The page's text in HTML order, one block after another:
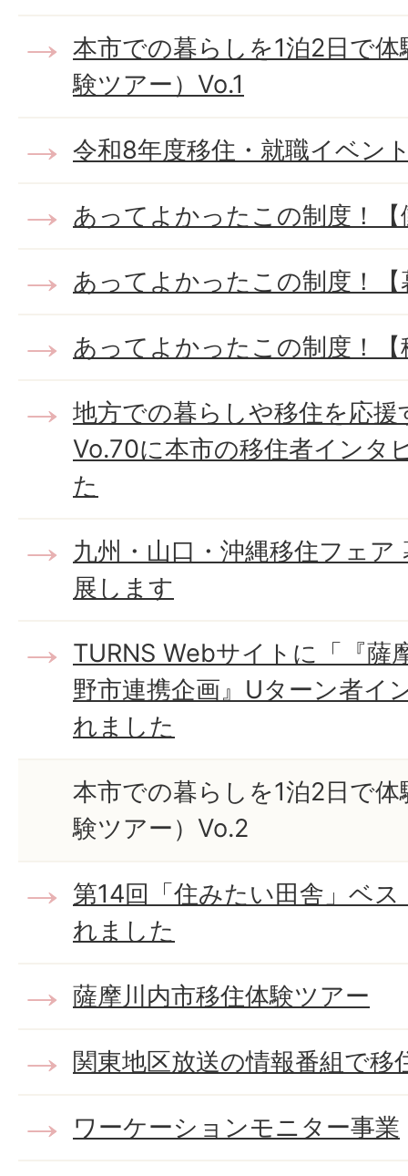
本市での暮らしを1泊2日で
験ツアー）Vo.1
令和8年度移住・就職イベン
あってよかったこの制度！【
あってよかったこの制度！
あってよかったこの制度！【
地方での暮らしや移住を応援
Vo.70に本市の移住者インタ
た
九州・山口・沖縄移住フェ
展します
TURNS Webサイトに「『薩
野市連携企画』Uターン者イ
れました
本市での暮らしを1泊2日で
験ツアー）Vo.2
第14回「住みたい田舎」ベ
れました
薩摩川内市移住体験ツアー
関東地区放送の情報番組で移
ワーケーションモニター事業